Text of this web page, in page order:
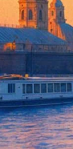
На
15 сентября 2018,
Версия для печати